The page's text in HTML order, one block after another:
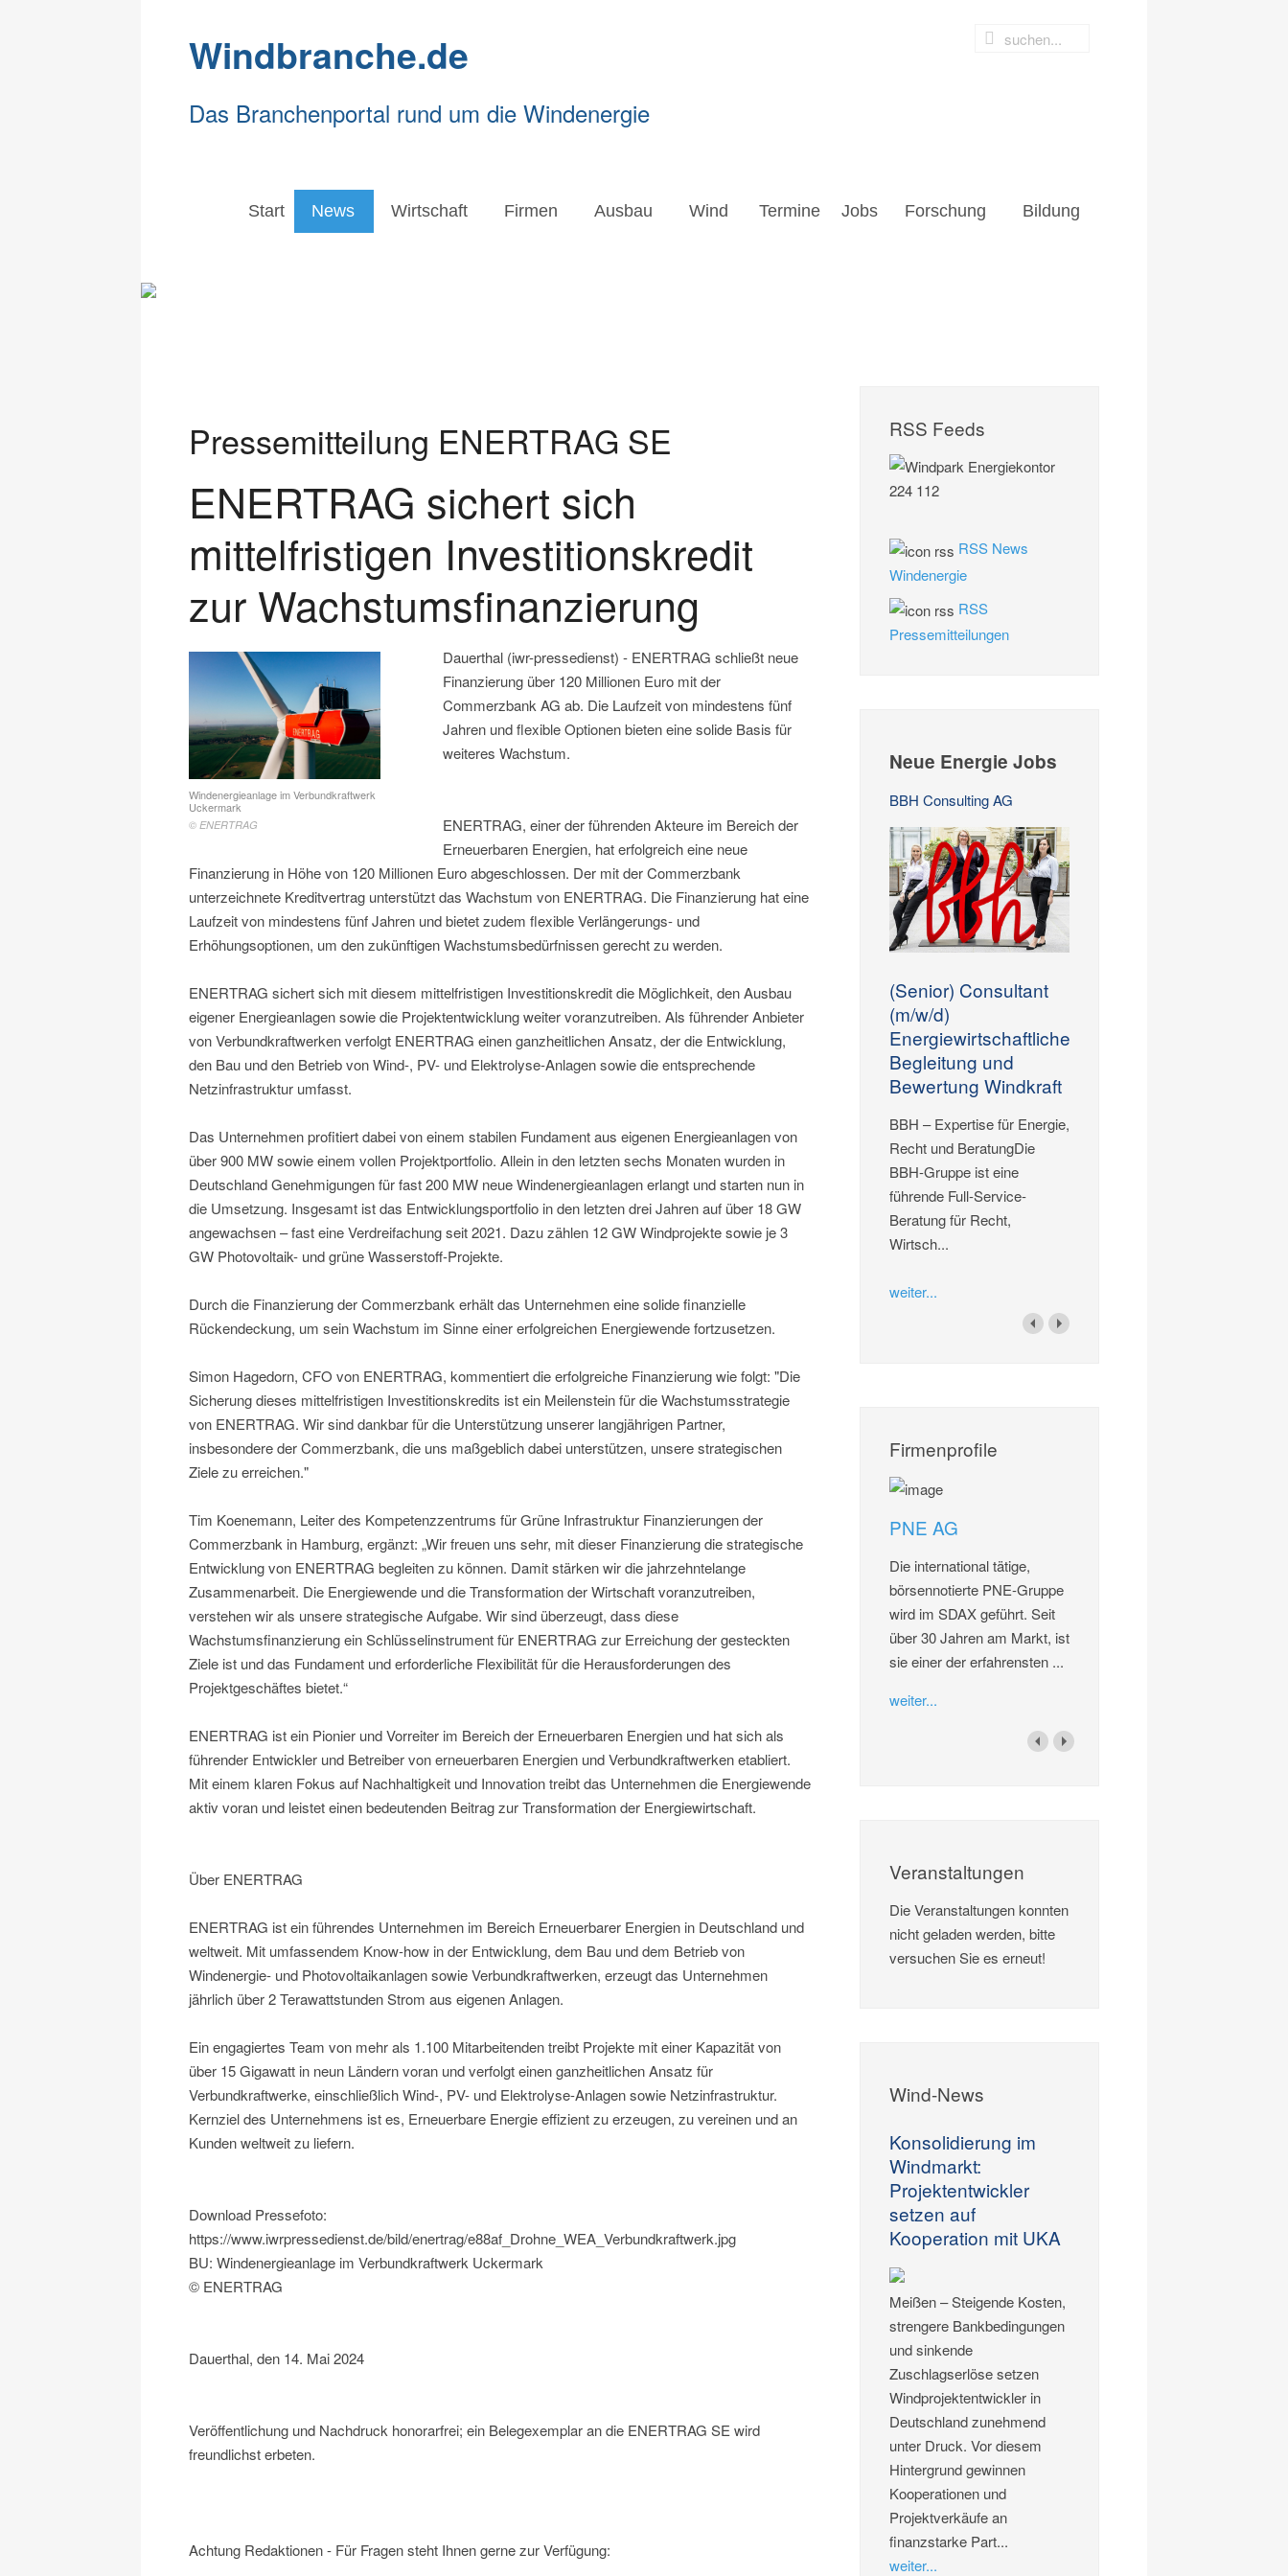
Windbranche.de
Das Branchenportal rund um die Windenergie
Start News Wirtschaft Firmen Ausbau Wind Termine Jobs Forschung Bildung
Pressemitteilung ENERTRAG SE
ENERTRAG sichert sich
mittelfristigen Investitionskredit
zur Wachstumsfinanzierung
Windenergieanlage im Verbundkraftwerk
Uckermark
© ENERTRAG
Dauerthal (iwr-pressedienst) - ENERTRAG schließt neue
Finanzierung über 120 Millionen Euro mit der
Commerzbank AG ab. Die Laufzeit von mindestens fünf
Jahren und flexible Optionen bieten eine solide Basis für
weiteres Wachstum.
ENERTRAG, einer der führenden Akteure im Bereich der
Erneuerbaren Energien, hat erfolgreich eine neue
Finanzierung in Höhe von 120 Millionen Euro abgeschlossen. Der mit der Commerzbank
unterzeichnete Kreditvertrag unterstützt das Wachstum von ENERTRAG. Die Finanzierung hat eine
Laufzeit von mindestens fünf Jahren und bietet zudem flexible Verlängerungs- und
Erhöhungsoptionen, um den zukünftigen Wachstumsbedürfnissen gerecht zu werden.
ENERTRAG sichert sich mit diesem mittelfristigen Investitionskredit die Möglichkeit, den Ausbau
eigener Energieanlagen sowie die Projektentwicklung weiter voranzutreiben. Als führender Anbieter
von Verbundkraftwerken verfolgt ENERTRAG einen ganzheitlichen Ansatz, der die Entwicklung,
den Bau und den Betrieb von Wind-, PV- und Elektrolyse-Anlagen sowie die entsprechende
Netzinfrastruktur umfasst.
Das Unternehmen profitiert dabei von einem stabilen Fundament aus eigenen Energieanlagen von
über 900 MW sowie einem vollen Projektportfolio. Allein in den letzten sechs Monaten wurden in
Deutschland Genehmigungen für fast 200 MW neue Windenergieanlagen erlangt und starten nun in
die Umsetzung. Insgesamt ist das Entwicklungsportfolio in den letzten drei Jahren auf über 18 GW
angewachsen – fast eine Verdreifachung seit 2021. Dazu zählen 12 GW Windprojekte sowie je 3
GW Photovoltaik- und grüne Wasserstoff-Projekte.
Durch die Finanzierung der Commerzbank erhält das Unternehmen eine solide finanzielle
Rückendeckung, um sein Wachstum im Sinne einer erfolgreichen Energiewende fortzusetzen.
Simon Hagedorn, CFO von ENERTRAG, kommentiert die erfolgreiche Finanzierung wie folgt: "Die
Sicherung dieses mittelfristigen Investitionskredits ist ein Meilenstein für die Wachstumsstrategie
von ENERTRAG. Wir sind dankbar für die Unterstützung unserer langjährigen Partner,
insbesondere der Commerzbank, die uns maßgeblich dabei unterstützen, unsere strategischen
Ziele zu erreichen."
Tim Koenemann, Leiter des Kompetenzzentrums für Grüne Infrastruktur Finanzierungen der
Commerzbank in Hamburg, ergänzt: „Wir freuen uns sehr, mit dieser Finanzierung die strategische
Entwicklung von ENERTRAG begleiten zu können. Damit stärken wir die jahrzehntelange
Zusammenarbeit. Die Energiewende und die Transformation der Wirtschaft voranzutreiben,
verstehen wir als unsere strategische Aufgabe. Wir sind überzeugt, dass diese
Wachstumsfinanzierung ein Schlüsselinstrument für ENERTRAG zur Erreichung der gesteckten
Ziele ist und das Fundament und erforderliche Flexibilität für die Herausforderungen des
Projektgeschäftes bietet.“
ENERTRAG ist ein Pionier und Vorreiter im Bereich der Erneuerbaren Energien und hat sich als
führender Entwickler und Betreiber von erneuerbaren Energien und Verbundkraftwerken etabliert.
Mit einem klaren Fokus auf Nachhaltigkeit und Innovation treibt das Unternehmen die Energiewende
aktiv voran und leistet einen bedeutenden Beitrag zur Transformation der Energiewirtschaft.
Über ENERTRAG
ENERTRAG ist ein führendes Unternehmen im Bereich Erneuerbarer Energien in Deutschland und
weltweit. Mit umfassendem Know-how in der Entwicklung, dem Bau und dem Betrieb von
Windenergie- und Photovoltaikanlagen sowie Verbundkraftwerken, erzeugt das Unternehmen
jährlich über 2 Terawattstunden Strom aus eigenen Anlagen.
Ein engagiertes Team von mehr als 1.100 Mitarbeitenden treibt Projekte mit einer Kapazität von
über 15 Gigawatt in neun Ländern voran und verfolgt einen ganzheitlichen Ansatz für
Verbundkraftwerke, einschließlich Wind-, PV- und Elektrolyse-Anlagen sowie Netzinfrastruktur.
Kernziel des Unternehmens ist es, Erneuerbare Energie effizient zu erzeugen, zu vereinen und an
Kunden weltweit zu liefern.
Download Pressefoto:
https://www.iwrpressedienst.de/bild/enertrag/e88af_Drohne_WEA_Verbundkraftwerk.jpg
BU: Windenergieanlage im Verbundkraftwerk Uckermark
© ENERTRAG
Dauerthal, den 14. Mai 2024
Veröffentlichung und Nachdruck honorarfrei; ein Belegexemplar an die ENERTRAG SE wird
freundlichst erbeten.
Achtung Redaktionen - Für Fragen steht Ihnen gerne zur Verfügung:
RSS Feeds
RSS News
Windenergie
RSS
Pressemitteilungen
Neue Energie Jobs
BBH Consulting AG
(Senior) Consultant
(m/w/d)
Energiewirtschaftliche
Begleitung und
Bewertung Windkraft
BBH – Expertise für Energie,
Recht und BeratungDie
BBH-Gruppe ist eine
führende Full-Service-
Beratung für Recht,
Wirtsch...
weiter...
Firmenprofile
PNE AG
Die international tätige,
börsennotierte PNE-Gruppe
wird im SDAX geführt. Seit
über 30 Jahren am Markt, ist
sie einer der erfahrensten ...
weiter...
Veranstaltungen
Die Veranstaltungen konnten
nicht geladen werden, bitte
versuchen Sie es erneut!
Wind-News
Konsolidierung im
Windmarkt:
Projektentwickler
setzen auf
Kooperation mit UKA
Meißen – Steigende Kosten,
strengere Bankbedingungen
und sinkende
Zuschlagserlöse setzen
Windprojektentwickler in
Deutschland zunehmend
unter Druck. Vor diesem
Hintergrund gewinnen
Kooperationen und
Projektverkäufe an
finanzstarke Part...
weiter...